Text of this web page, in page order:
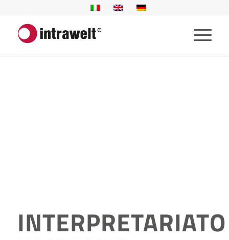
INTERPRETARIATO